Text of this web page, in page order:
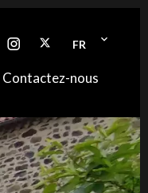
FR
Contactez-nous